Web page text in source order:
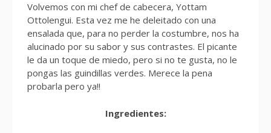
Volvemos con mi chef de cabecera, Yottam
Ottolengui. Esta vez me he deleitado con una
ensalada que, para no perder la costumbre, nos ha
alucinado por su sabor y sus contrastes. El picante
le da un toque de miedo, pero si no te gusta, no le
pongas las guindillas verdes. Merece la pena
probarla pero ya!!
Ingredientes: